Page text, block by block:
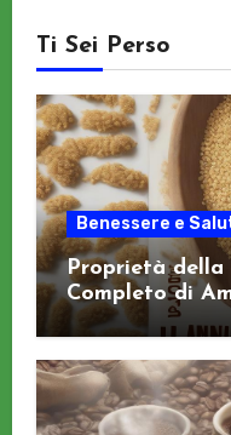
Ti Sei Perso
Benessere e
Proprietà della
Completo di